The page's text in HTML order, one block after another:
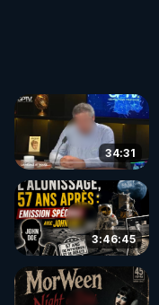
34:31
3:46:45